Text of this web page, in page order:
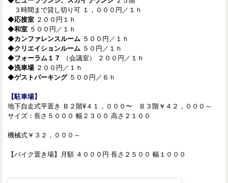
３時間まで貸し切り可 １，０００円／１ｈ
◆応接室 ２００円１ｈ
◆和室 ５００円／１ｈ
◆カンファレンスルーム ５００円／１ｈ
◆クリエイションルーム ５０円／１ｈ
◆フォーラム１７
（会議室） ２００円／１ｈ
◆洗車場２００円／１ｈ
◆ゲストパーキング５００円／６ｈ
【駐車場】
地下自走式平置き Ｂ２階¥４１，０００〜 Ｂ３階￥４２，０００～
サイズ：長さ５０００ 幅２３００ 高さ２１００
機械式￥３２，０００～
【バイク置き場】月額 ４０００円 長さ２５００ 幅１０００